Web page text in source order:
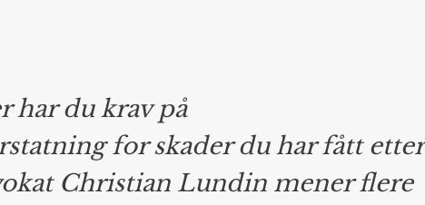
har du krav på
for skader du har fått etter
Christian Lundin mener flere